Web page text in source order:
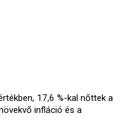
17,6 %-kal nőttek a
infláció és a